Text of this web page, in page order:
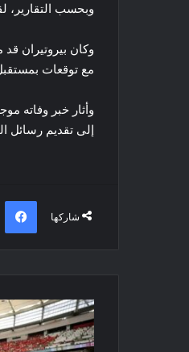
وبحسب التقارير، لقي اللاعب البالغ من العمر
وكان بيروتيران قد
مع توقعات
وأثار خبر وفاته
إلى تقديم رسائل
شاركها
تعرف
على
منتخب